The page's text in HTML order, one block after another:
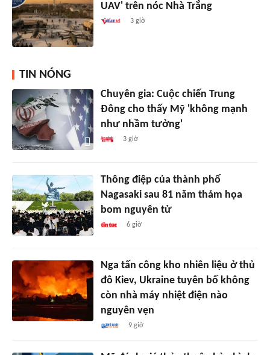
UAV' trên nóc Nhà Trắng
3 giờ
TIN NÓNG
Chuyên gia: Cuộc chiến Trung
Đông cho thấy Mỹ 'không mạnh
như nhầm tưởng'
3 giờ
Thông điệp của thành phố
Nagasaki sau 81 năm thảm họa
bom nguyên tử
6 giờ
Nga tấn công kho nhiên liệu ở thủ
đô Kiev, Ukraine tuyên bố không
còn nhà máy nhiệt điện nào
nguyên vẹn
9 giờ